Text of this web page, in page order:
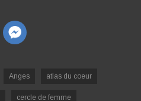
Anges atlas du coeur
cercle de femme